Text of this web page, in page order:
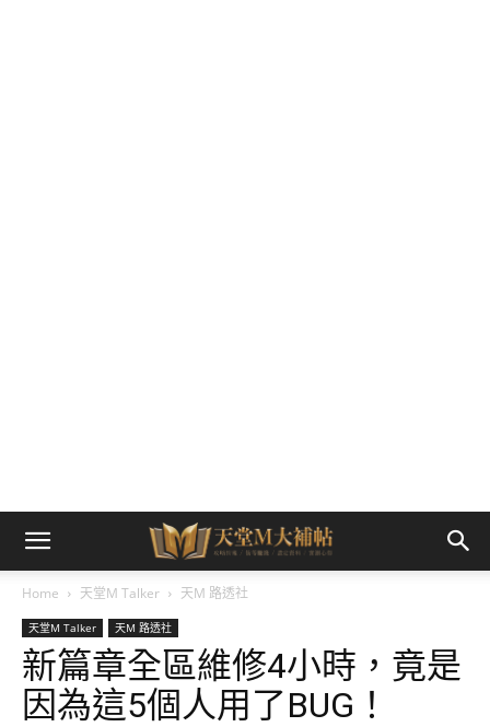
Home 天堂M Talker 天M 路透社
天堂M Talker 天M 路透社
新篇章全區維修4小時，竟是
因為這5個人用了BUG！